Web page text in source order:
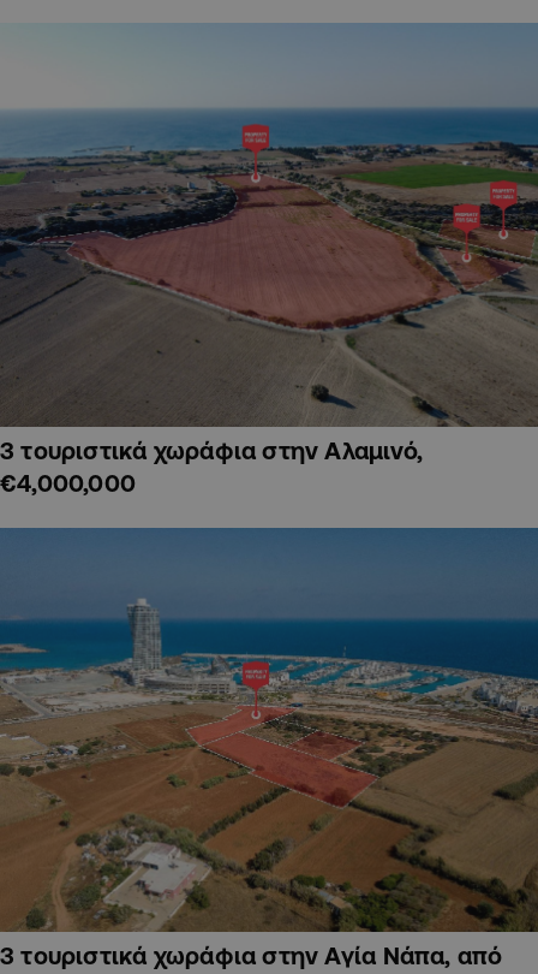
3 τουριστικά χωράφια στην Αλαμινό,
€4,000,000
3 τουριστικά χωράφια στην Αγία Νάπα, από